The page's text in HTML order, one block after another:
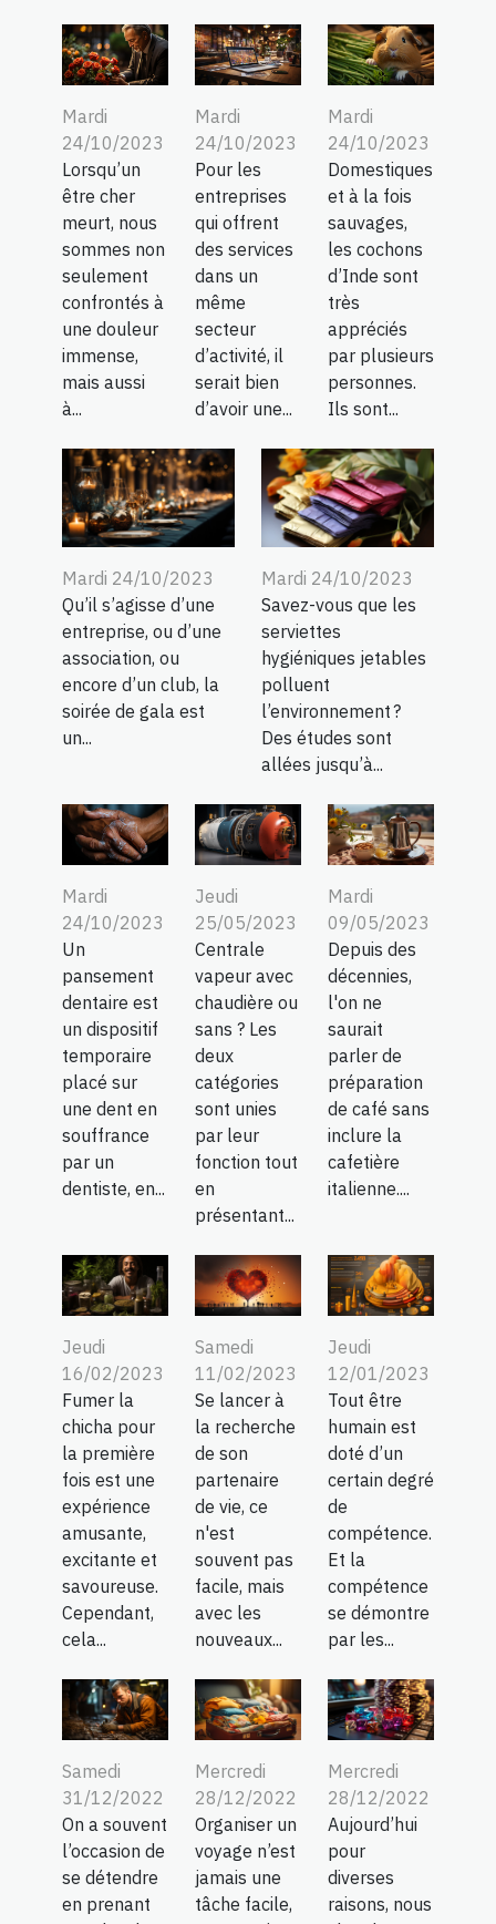
Mardi
24/10/2023
Lorsqu’un
être cher
meurt, nous
sommes non
seulement
confrontés à
une douleur
immense,
mais aussi
à...
Mardi
24/10/2023
Pour les
entreprises
qui offrent
des services
dans un
même
secteur
d’activité, il
serait bien
d’avoir une...
Mardi
24/10/2023
Domestiques
et à la fois
sauvages,
les cochons
d’Inde sont
très
appréciés
par plusieurs
personnes.
Ils sont...
Mardi 24/10/2023
Qu’il s’agisse d’une
entreprise, ou d’une
association, ou
encore d’un club, la
soirée de gala est
un...
Mardi 24/10/2023
Savez-vous que les
serviettes
hygiéniques jetables
polluent
l’environnement ?
Des études sont
allées jusqu’à...
Mardi
24/10/2023
Un
pansement
dentaire est
un dispositif
temporaire
placé sur
une dent en
souffrance
par un
dentiste, en...
Jeudi
25/05/2023
Centrale
vapeur avec
chaudière ou
sans ? Les
deux
catégories
sont unies
par leur
fonction tout
en
présentant...
Mardi
09/05/2023
Depuis des
décennies,
l'on ne
saurait
parler de
préparation
de café sans
inclure la
cafetière
italienne....
Jeudi
16/02/2023
Fumer la
chicha pour
la première
fois est une
expérience
amusante,
excitante et
savoureuse.
Cependant,
cela...
Samedi
11/02/2023
Se lancer à
la recherche
de son
partenaire
de vie, ce
n'est
souvent pas
facile, mais
avec les
nouveaux...
Jeudi
12/01/2023
Tout être
humain est
doté d’un
certain degré
de
compétence.
Et la
compétence
se démontre
par les...
Samedi
31/12/2022
On a souvent
l’occasion de
se détendre
en prenant
Mercredi
28/12/2022
Organiser un
voyage n’est
jamais une
tâche facile,
Mercredi
28/12/2022
Aujourd’hui
pour
diverses
raisons, nous